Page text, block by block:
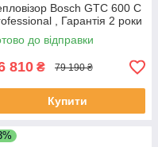
Bosch GTC 600 C
, Гарантія 2 роки
до відправки
810 ₴ 79 190 ₴
Купити